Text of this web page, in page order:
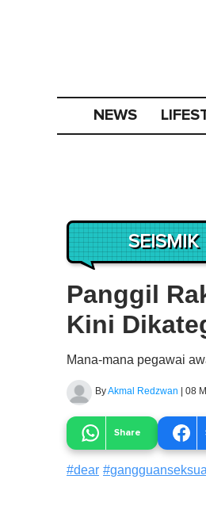
NEWS
SEISMIK
Panggil
Kini
Mana-mana pegawai
ByAkmal Redzwan | 08
Share
#dear #gangguanseksual